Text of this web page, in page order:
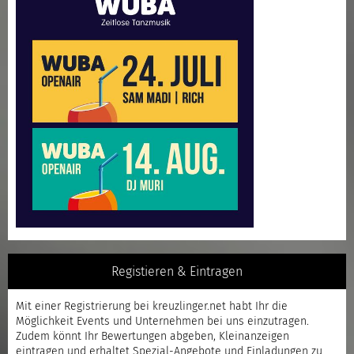
Registieren & Eintragen
Mit einer Registrierung bei kreuzlinger.net habt Ihr die
Möglichkeit Events und Unternehmen bei uns einzutragen.
Zudem könnt Ihr Bewertungen abgeben, Kleinanzeigen